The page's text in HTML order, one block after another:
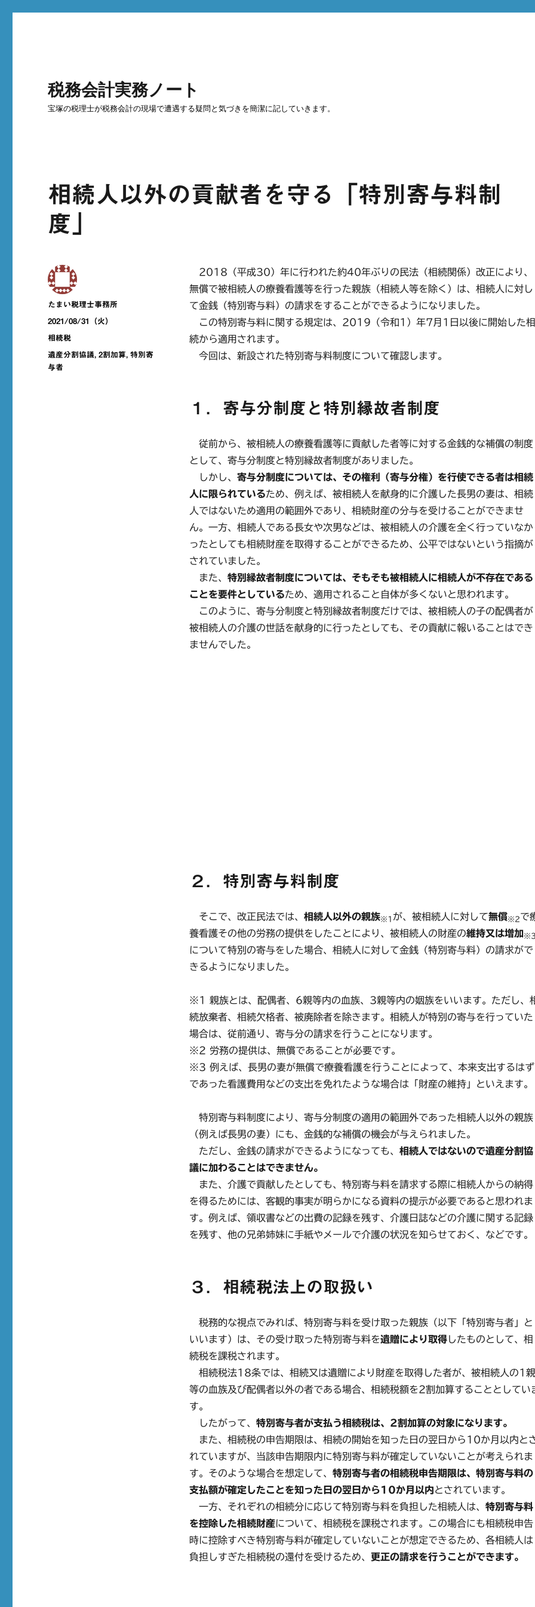
税務会計実務ノート
宝塚の税理士が税務会計の現場で遭遇する疑問と気づきを簡潔に記していきます。
相続人以外の貢献者を守る「特別寄与料制
度」
2018（平成30）年に行われた約40年ぶりの民法（相続関係）改正により、
無償で被相続人の療養看護等を行った親族（相続人等を除く）は、相続人に対し
て金銭（特別寄与料）の請求をすることができるようになりました。
この特別寄与料に関する規定は、2019（令和1）年7月1日以後に開始した相
続から適用されます。
今回は、新設された特別寄与料制度について確認します。
１．寄与分制度と特別縁故者制度
従前から、被相続人の療養看護等に貢献した者等に対する金銭的な補償の制度
として、寄与分制度と特別縁故者制度がありました。
しかし、 寄与分制度については、その権利（寄与分権）を行使できる者は相続
人に限られているため、例えば、被相続人を献身的に介護した長男の妻は、相続
人ではないため適用の範囲外であり、相続財産の分与を受けることができませ
ん。一方、相続人である長女や次男などは、被相続人の介護を全く行っていなか
ったとしても相続財産を取得することができるため、公平ではないという指摘が
されていました。
また、 特別縁故者制度については、そもそも被相続人に相続人が不存在である
ことを要件としているため、適用されること自体が多くないと思われます。
このように、寄与分制度と特別縁故者制度だけでは、被相続人の子の配偶者が
被相続人の介護の世話を献身的に行ったとしても、その貢献に報いることはでき
ませんでした。
２．特別寄与料制度
そこで、改正民法では、 相続人以外の親族※1 が、被相続人に対して無償※2で
養看護その他の労務の提供をしたことにより、被相続人の財産の維持又は増加※3
について特別の寄与をした場合、相続人に対して金銭（特別寄与料）の請求がで
きるようになりました。
※1 親族とは、配偶者、6親等内の血族、3親等内の姻族をいいます。ただし、
続放棄者、相続欠格者、被廃除者を除きます。相続人が特別の寄与を行っていた
場合は、従前通り、寄与分の請求を行うことになります。
※2 労務の提供は、無償であることが必要です。
※3 例えば、長男の妻が無償で療養看護を行うことによって、本来支出するはず
であった看護費用などの支出を免れたような場合は「財産の維持」といえます。
特別寄与料制度により、寄与分制度の適用の範囲外であった相続人以外の親族
（例えば長男の妻）にも、金銭的な補償の機会が与えられました。
ただし、金銭の請求ができるようになっても、 相続人ではないので遺産分割協
議に加わることはできません。
また、介護で貢献したとしても、特別寄与料を請求する際に相続人からの納得
を得るためには、客観的事実が明らかになる資料の提示が必要であると思われま
す。例えば、領収書などの出費の記録を残す、介護日誌などの介護に関する記録
を残す、他の兄弟姉妹に手紙やメールで介護の状況を知らせておく、などです。
３．相続税法上の取扱い
税務的な視点でみれば、特別寄与料を受け取った親族（以下「特別寄与者」と
いいます）は、その受け取った特別寄与料を遺贈により取得したものとして、相
続税を課税されます。
相続税法18条では、相続又は遺贈により財産を取得した者が、被相続人の1親
等の血族及び配偶者以外の者である場合、相続税額を2割加算することとしてい
す。
したがって、 特別寄与者が支払う相続税は、2割加算の対象になります。
また、相続税の申告期限は、相続の開始を知った日の翌日から10か月以内と
れていますが、当該申告期限内に特別寄与料が確定していないことが考えられま
す。そのような場合を想定して、 特別寄与者の相続税申告期限は、特別寄与料の
支払額が確定したことを知った日の翌日から10か月以内とされています。
一方、それぞれの相続分に応じて特別寄与料を負担した相続人は、 特別寄与料
を控除した相続財産について、相続税を課税されます。この場合にも相続税申告
時に控除すべき特別寄与料が確定していないことが想定できるため、各相続人は
負担しすぎた相続税の還付を受けるため、 更正の請求を行うことができます。
投
稿
たまい税理士事務所
投
稿
2021/08/31（火）
カ
テ
ゴ
相続税
タ
グ
遺産分割協議,2割加算,特別寄
与者